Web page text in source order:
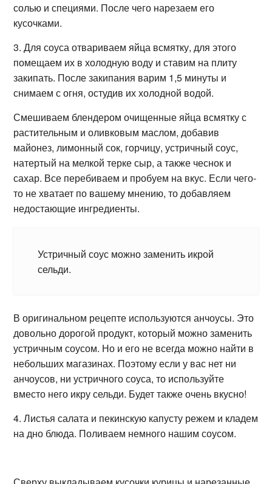
солью и специями. После чего нарезаем его
кусочками.
3. Для соуса отвариваем яйца всмятку, для этого
помещаем их в холодную воду и ставим на плиту
закипать. После закипания варим 1,5 минуты и
снимаем с огня, остудив их холодной водой.
Смешиваем блендером очищенные яйца всмятку с
растительным и оливковым маслом, добавив
майонез, лимонный сок, горчицу, устричный соус,
натертый на мелкой терке сыр, а также чеснок и
сахар. Все перебиваем и пробуем на вкус. Если чего-
то не хватает по вашему мнению, то добавляем
недостающие ингредиенты.
Устричный соус можно заменить икрой
сельди.
В оригинальном рецепте используются анчоусы. Это
довольно дорогой продукт, который можно заменить
устричным соусом. Но и его не всегда можно найти в
небольших магазинах. Поэтому если у вас нет ни
анчоусов, ни устричного соуса, то используйте
вместо него икру сельди. Будет также очень вкусно!
4. Листья салата и пекинскую капусту режем и кладем
на дно блюда. Поливаем немного нашим соусом.